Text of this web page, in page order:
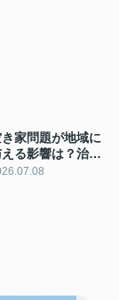
き家問題が地域に
る影響は？治安
災リスクを事前